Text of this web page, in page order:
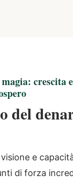
crescita
del
e
di forza